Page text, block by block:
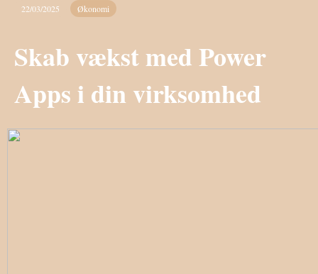
22/03/2025 Økonomi
Skab vækst med Power
Apps i din virksomhed